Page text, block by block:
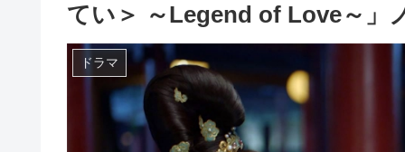
てい＞ ～Legend of Love～」
ドラマ